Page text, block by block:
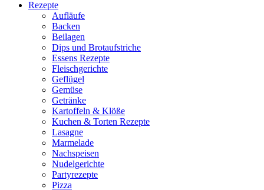
Rezepte
Aufläufe
Backen
Beilagen
Dips und Brotaufstriche
Essens Rezepte
Fleischgerichte
Geflügel
Gemüse
Getränke
Kartoffeln & Klöße
Kuchen & Torten Rezepte
Lasagne
Marmelade
Nachspeisen
Nudelgerichte
Partyrezepte
Pizza